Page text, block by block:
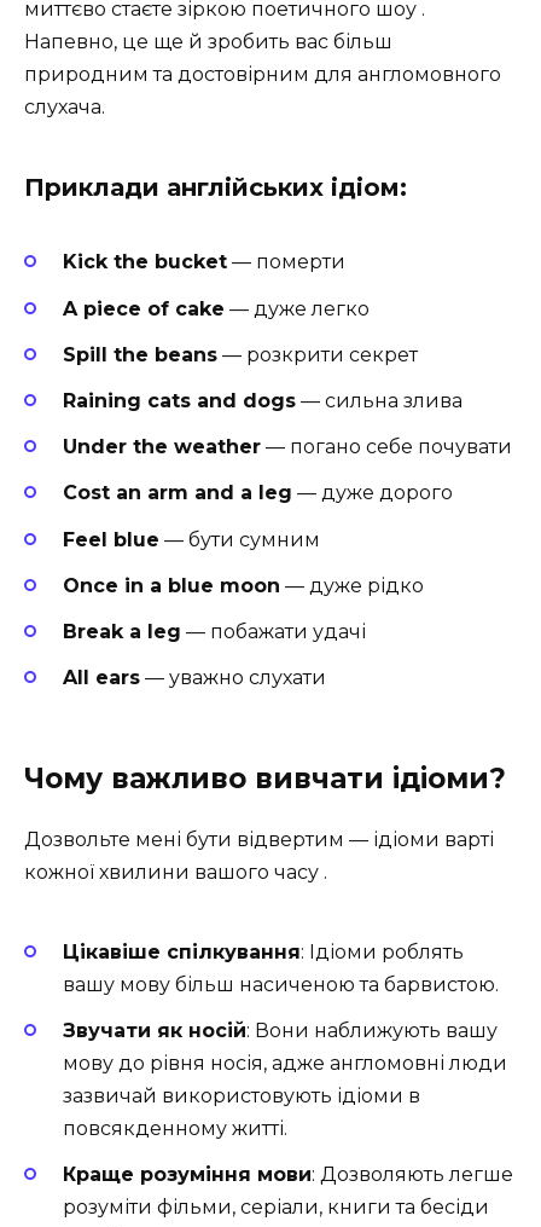
миттєво стаєте зіркою поетичного шоу .
Напевно, це ще й зробить вас більш
природним та достовірним для англомовного
слухача.
Приклади англійських ідіом:
Kick the bucket — померти
A piece of cake — дуже легко
Spill the beans — розкрити секрет
Raining cats and dogs — сильна злива
Under the weather — погано себе почувати
Cost an arm and a leg — дуже дорого
Feel blue — бути сумним
Once in a blue moon — дуже рідко
Break a leg — побажати удачі
All ears — уважно слухати
Чому важливо вивчати ідіоми?
Дозвольте мені бути відвертим — ідіоми варті
кожної хвилини вашого часу .
Цікавіше спілкування: Ідіоми роблять
вашу мову більш насиченою та барвистою.
Звучати як носій: Вони наближують вашу
мову до рівня носія, адже англомовні люди
зазвичай використовують ідіоми в
повсякденному житті.
Краще розуміння мови: Дозволяють легше
розуміти фільми, серіали, книги та бесіди